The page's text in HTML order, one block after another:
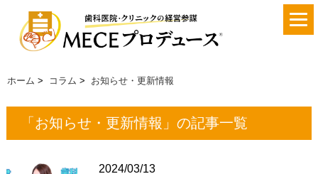
ホーム > コラム > お知らせ・更新情報
「お知らせ・更新情報」の記事一覧
2024/03/13